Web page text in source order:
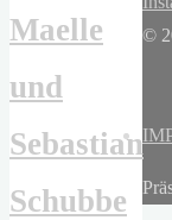
Maelle
und
Sebastian
Schubbe
©